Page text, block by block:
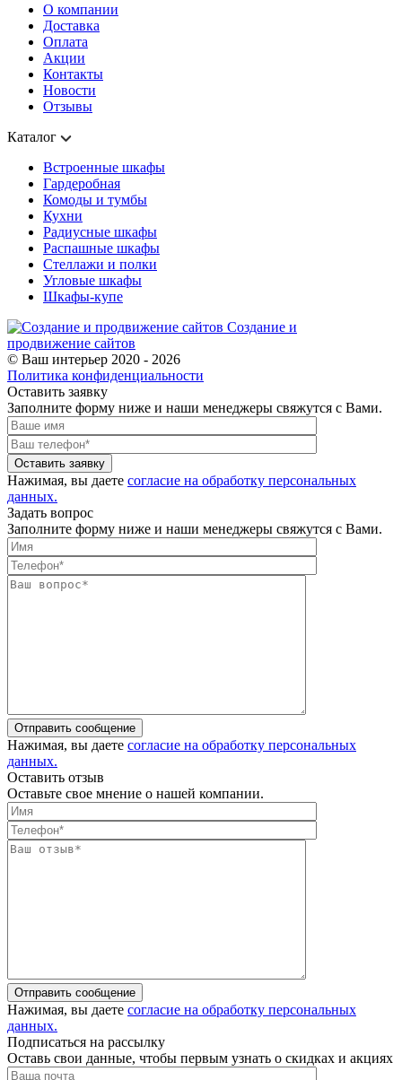
О компании
Доставка
Оплата
Акции
Контакты
Новости
Отзывы
Каталог
Встроенные шкафы
Гардеробная
Комоды и тумбы
Кухни
Радиусные шкафы
Распашные шкафы
Стеллажи и полки
Угловые шкафы
Шкафы-купе
Создание и
продвижение сайтов
© Ваш интерьер 2020 - 2026
Политика конфиденциальности
Оставить заявку
Заполните форму ниже и наши менеджеры свяжутся с Вами.
Оставить заявку
Нажимая, вы даете согласие на обработку персональных
данных.
Задать вопрос
Заполните форму ниже и наши менеджеры свяжутся с Вами.
Отправить сообщение
Нажимая, вы даете согласие на обработку персональных
данных.
Оставить отзыв
Оставьте свое мнение о нашей компании.
Отправить сообщение
Нажимая, вы даете согласие на обработку персональных
данных.
Подписаться на рассылку
Оставь свои данные, чтобы первым узнать о скидках и акциях